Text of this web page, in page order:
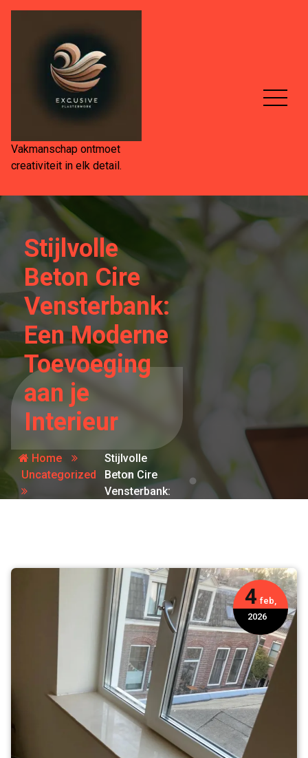
Spring
Vakmanschap ontmoet
creativiteit in elk detail.
Stijlvolle
Beton Cire
Vensterbank:
Een Moderne
Toevoeging
aan je
Interieur
Home
Uncategorized
Stijlvolle
Beton Cire
Vensterbank:
Interieur
4 feb,
2026